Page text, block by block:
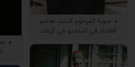
صورة المرحوم السيد هاشم
الحداد في استديو في كربلاء